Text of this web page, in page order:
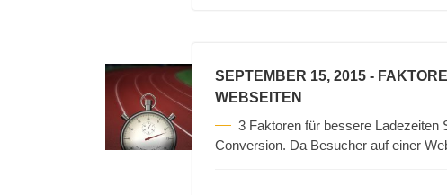
SEPTEMBER 15, 2015 -
WEBSEITEN
3 Faktoren für bessere Ladezeiten
Conversion. Da Besucher auf einer